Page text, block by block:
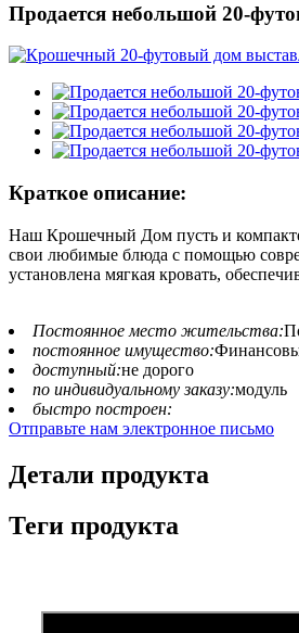
Продается небольшой 20-
Краткое описание:
Наш Крошечный Дом пусть и
свои любимые блюда с помощью
установлена ​​мягкая кровать,
Постоянное место жительства:
постоянное имущество:
доступный:не дорого
по индивидуальному заказу:модуль
быстро построен:
Отправьте нам электронное письмо
Детали продукта
Теги продукта